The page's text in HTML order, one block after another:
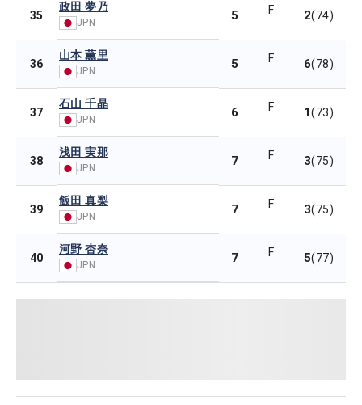
35
政田 夢乃
JPN 5 F 2(74)
36
山本 薫里
JPN 5 F 6(78)
37
石山 千晶
JPN 6 F 1(73)
38
浅田 実那
JPN 7 F 3(75)
39
飯田 真梨
JPN 7 F 3(75)
40
河野 杏奈
JPN 7 F 5(77)